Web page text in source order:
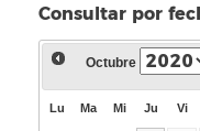
Consultar por
Octubre
Lu Ma Mi Ju Vi